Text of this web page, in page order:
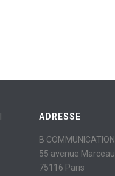
ADRESSE
B COMMUNICATION
55 avenue Marceau
75116 Paris